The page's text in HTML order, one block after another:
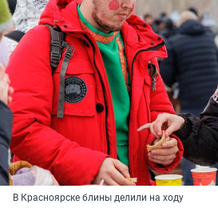
В Красноярске блины делили на ходу